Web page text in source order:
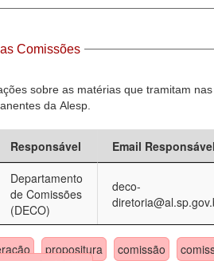
Comissões
sobre as matérias que tramitam nas
da Alesp.
Responsável
Email
Departamento
de Comissões
(DECO)
deco-
propositura comissão